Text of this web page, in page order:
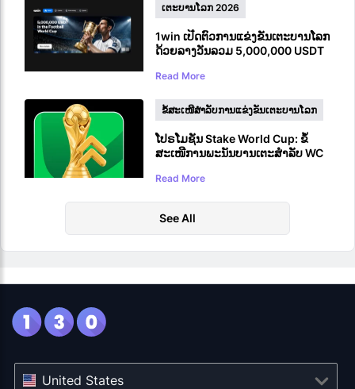
ເຕະບານໂລກ 2026
1win ເປີດຕົວການແຂ່ງຂັນເຕະບານໂລກ
ດ້ວຍລາງວັນລວມ 5,000,000 USDT
Read More
ຂໍ້ສະເໜີສຳລັບການແຂ່ງຂັນເຕະບານໂລກ
ໂປຣໂມຊັນ Stake World Cup: ຂໍ້
ສະເໜີການພະນັນບານເຕະສຳລັບ WC
Read More
See All
United States